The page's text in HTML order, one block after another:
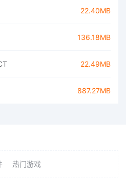
22.40MB
136.18MB
22.49MB
887.27MB
热门游戏